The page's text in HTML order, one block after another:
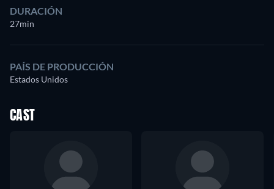
DURACIÓN
27min
PAÍS DE PRODUCCIÓN
Estados Unidos
CAST